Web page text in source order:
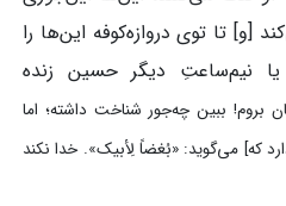
تا توی دروازه‌کوفه این‌ها را
نیم‌ساعتِ دیگر حسین زنده
بروم! ببین چه‌جور شناخت داشته؛ اما
که] می‌گوید: «بُغضاً لِأبیک». خدا نکند